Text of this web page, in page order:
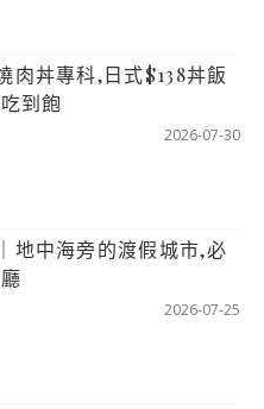
肉丼專科,日式$138丼飯
到飽
2026-07-30
地中海旁的渡假城市,必
2026-07-25